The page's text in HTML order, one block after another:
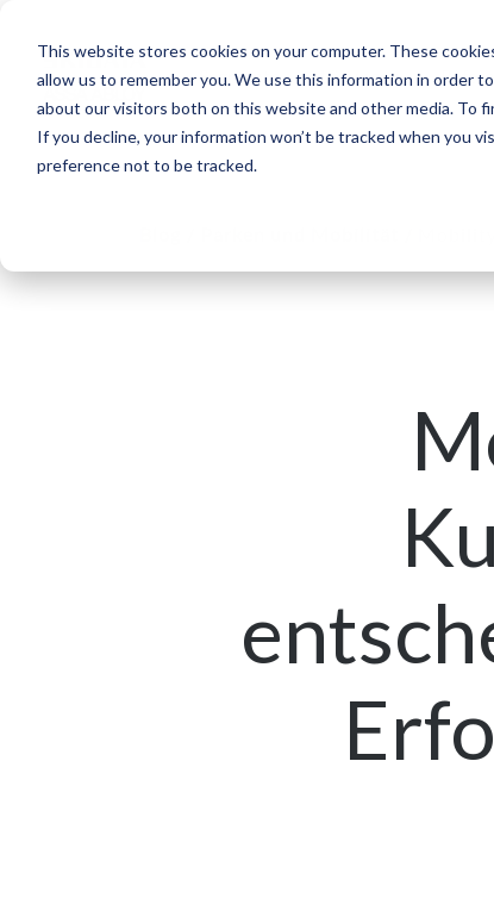
This website stores cookies on your computer. These
allow us to remember you. We use this information in order
about our visitors both on this website and other media. To
If you decline, your information won’t be tracked when you
preference not to be tracked.
Segmente Lösungen